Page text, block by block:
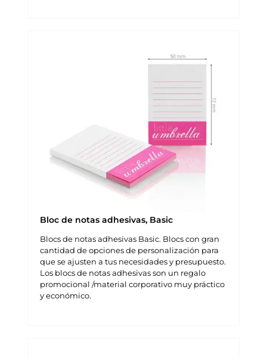
Bloc de notas adhesivas, Basic
Blocs de notas adhesivas Basic. Blocs con gran
cantidad de opciones de personalización para
que se ajusten a tus necesidades y presupuesto.
Los blocs de notas adhesivas son un regalo
promocional /material corporativo muy práctico
y económico.